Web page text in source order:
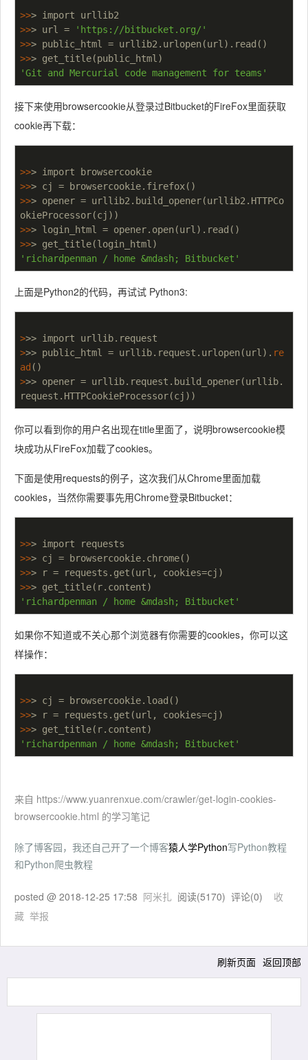
>>
>>> url =
'https://bitbucket.org/'
>>
>>
'Git and Mercurial code management for teams'
接下来使用browsercookie从登录过Bitbucket的FireFox里面获取
cookie再下载：
>>
>>
>>> opener = urllib2.build_opener(urllib2.HTTPCo
>>
>>
'richardpenman / home &mdash; Bitbucket'
上面是Python2的代码，再试试 Python3:
>>> import urllib.request
>>> public_html = urllib.request.urlopen(url). re
ad ()
>>> opener = urllib.request.build_opener(urllib.
request.HTTPCookieProcessor(cj))
你可以看到你的用户名出现在title里面了，说明browsercookie模
块成功从FireFox加载了cookies。
下面是使用requests的例子，这次我们从Chrome里面加载
cookies，当然你需要事先用Chrome登录Bitbucket：
>>
>>
>>
>>
'richardpenman / home &mdash; Bitbucket'
如果你不知道或不关心那个浏览器有你需要的cookies，你可以这
样操作：
>>
>>
>>
'richardpenman / home &mdash; Bitbucket'
来自 https://www.yuanrenxue.com/crawler/get-login-cookies-
browsercookie.html 的学习笔记
除了博客园，我还自己开了一个博客猿人学Python写Python教程
和Python爬虫教程
posted @ 2018-12-25 17:58 阿米扎 阅读(5170) 评论(0) 收
藏 举报
刷新页面 返回顶部